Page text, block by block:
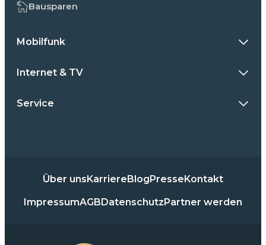
Bausparen
Mobilfunk
Internet & TV
Service
Über unsKarriereBlogPresseKontakt
ImpressumAGBDatenschutzPartner werden